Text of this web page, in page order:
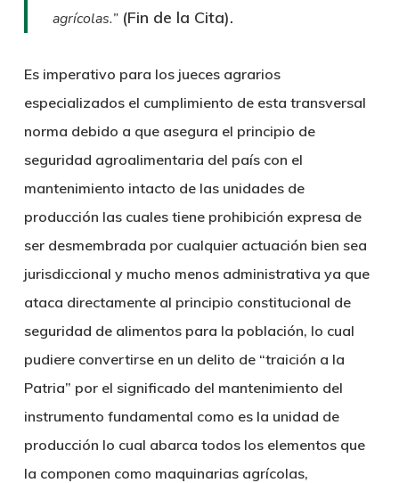
agrícolas.” (Fin de la Cita).
Es imperativo para los jueces agrarios
especializados el cumplimiento de esta transversal
norma debido a que asegura el principio de
seguridad agroalimentaria del país con el
mantenimiento intacto de las unidades de
producción las cuales tiene prohibición expresa de
ser desmembrada por cualquier actuación bien sea
jurisdiccional y mucho menos administrativa ya que
ataca directamente al principio constitucional de
seguridad de alimentos para la población, lo cual
pudiere convertirse en un delito de “traición a la
Patria” por el significado del mantenimiento del
instrumento fundamental como es la unidad de
producción lo cual abarca todos los elementos que
la componen como maquinarias agrícolas,